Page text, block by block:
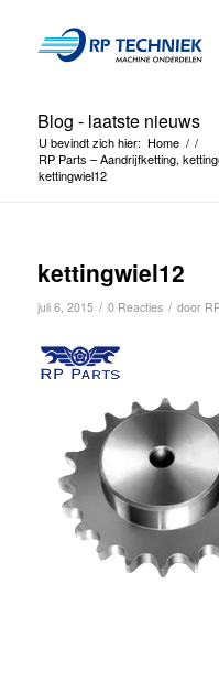
Blog - laatste nieuws
U bevindt zich hier: Home / /
RP Parts – Aandrijfketting,
kettingwiel12
kettingwiel12
juli 6, 2015 / 0 Reacties / door